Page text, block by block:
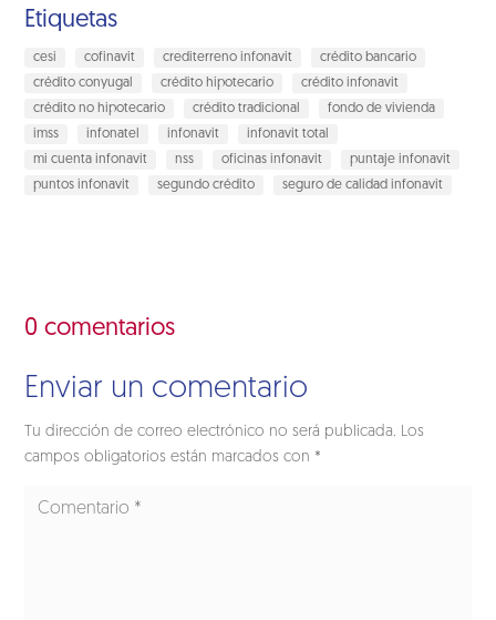
Etiquetas
cesi cofinavit crediterreno infonavit
crédito bancario
crédito conyugal
crédito hipotecario
crédito infonavit
crédito no hipotecario
crédito tradicional
fondo de vivienda
imss
infonatel infonavit
infonavit total
mi cuenta infonavit
nss oficinas infonavit
puntaje infonavit
puntos infonavit
segundo crédito seguro de calidad infonavit
0 comentarios
Enviar un comentario
Tu dirección de correo electrónico no será publicada. Los
campos obligatorios están marcados con *